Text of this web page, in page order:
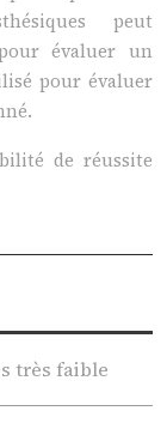
peut
évaluer un
pour évaluer
de réussite
très faible